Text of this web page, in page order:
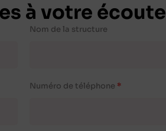
à votre écoute
Nom de la structure
Numéro de téléphone